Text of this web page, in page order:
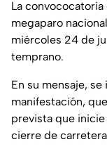
La
megaparo
miércoles 24 de
temprano.
En su mensaje,
manifestación,
prevista que inicie
cierre de